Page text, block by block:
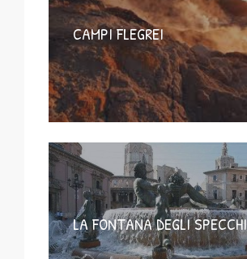
CAMPI FLEGREI
LA FONTANA DEGLI SPECCHI